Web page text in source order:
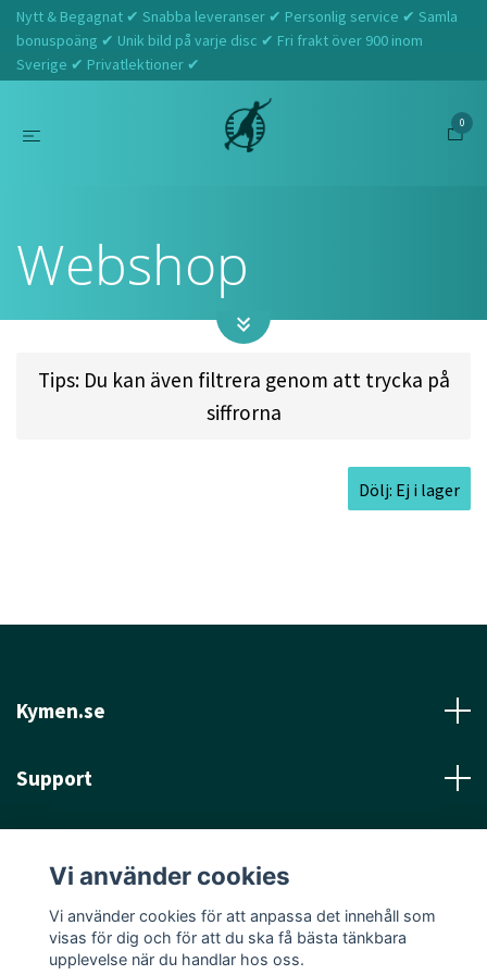
Nytt & Begagnat ✔ Snabba leveranser ✔ Personlig service ✔ Samla
bonuspoäng ✔ Unik bild på varje disc ✔ Fri frakt över 900 inom
Sverige ✔ Privatlektioner ✔
0
Webshop
Tips: Du kan även filtrera genom att trycka på
siffrorna
Dölj: Ej i lager
Kymen.se
Support
Sociala medier
Vi använder cookies
Vi använder cookies för att anpassa det innehåll som
visas för dig och för att du ska få bästa tänkbara
upplevelse när du handlar hos oss.